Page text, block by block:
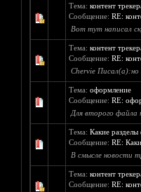
Тема: контент
Сообщение: RE:
Вот тут написал
Тема: контент
Сообщение: RE:
Chervie Писал(а):но
Тема: оформление
Сообщение: RE:
Для второго файла
Тема: Какие
Сообщение: RE:
В смысле новости
Тема: контент
Сообщение: RE: